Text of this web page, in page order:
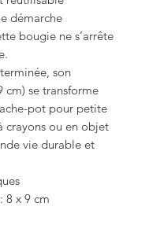
démarche
bougie ne s’arrête
son
cm) se transforme
pot pour petite
crayons ou en objet
vie durable et
8 x 9 cm